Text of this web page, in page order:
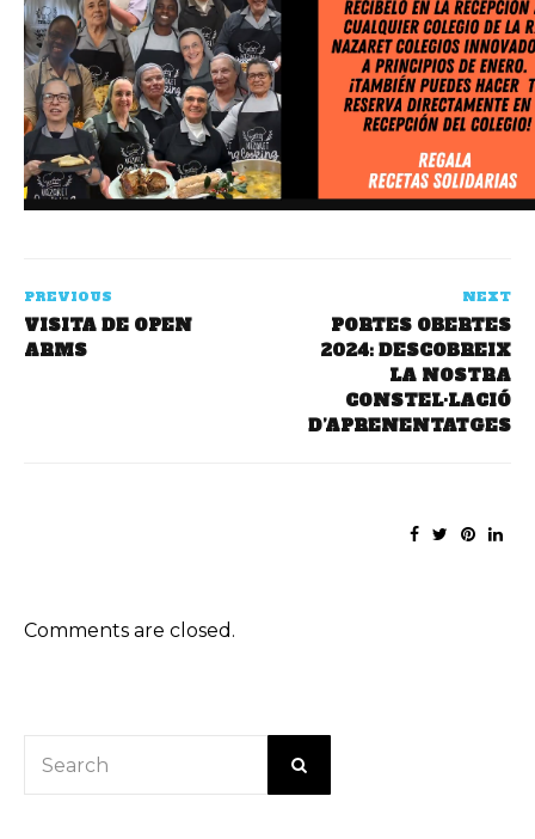
PREVIOUS
VISITA DE OPEN
ARMS
NEXT
PORTES OBERTES
2024: DESCOBREIX
LA NOSTRA
CONSTEL·LACIÓ
D’APRENENTATGES
Comments are closed.